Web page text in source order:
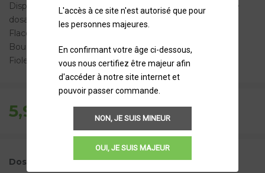
L'accès à ce site n'est autorisé que pour
les personnes majeures.
En confirmant votre âge ci-dessous,
vous nous certifiez être majeur afin
d'accéder à notre site internet et
pouvoir passer commande.
NON, JE SUIS MINEUR
OUI, JE SUIS MAJEUR
Disponible avec ou sans nicotine (voir ci-dessous pour le
dosage).
Flacon de 10ml.
Bouchon sécurité enfant.
Fiole recyclable.
5,90 € TTC
Dosage de nicotine